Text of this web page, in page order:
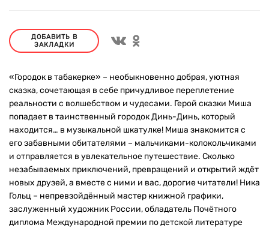
ДОБАВИТЬ В
ЗАКЛАДКИ
«Городок в табакерке» – необыкновенно добрая, уютная
сказка, сочетающая в себе причудливое переплетение
реальности с волшебством и чудесами. Герой сказки Миша
попадает в таинственный городок Динь-Динь, который
находится… в музыкальной шкатулке! Миша знакомится с
его забавными обитателями – мальчиками-колокольчиками
и отправляется в увлекательное путешествие. Сколько
незабываемых приключений, превращений и открытий ждёт
новых друзей, а вместе с ними и вас, дорогие читатели! Ника
Гольц – непревзойдённый мастер книжной графики,
заслуженный художник России, обладатель Почётного
диплома Международной премии по детской литературе